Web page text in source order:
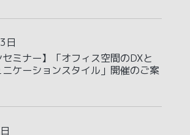
日
セミナー】「オフィス空間のDXと
ケーションスタイル」開催のご案